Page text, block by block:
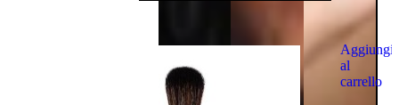
Aggiungi
al
carrello